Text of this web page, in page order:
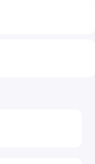
и
которые